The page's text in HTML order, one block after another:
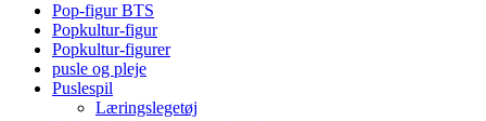
Pop-figur BTS
Popkultur-figur
Popkultur-figurer
pusle og pleje
Puslespil
Læringslegetøj